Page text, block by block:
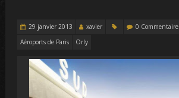
29 janvier 2013 xavier 0 Commentaire
Aéroports de Paris
Orly